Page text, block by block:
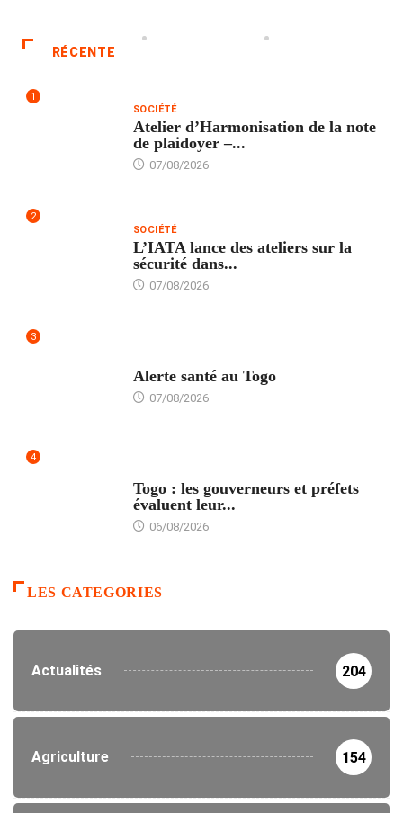
RÉCENTE
1
SOCIÉTÉ
Atelier d’Harmonisation de la note
de plaidoyer –...
07/08/2026
2
SOCIÉTÉ
L’IATA lance des ateliers sur la
sécurité dans...
07/08/2026
3
Alerte santé au Togo
07/08/2026
4
Togo : les gouverneurs et préfets
évaluent leur...
06/08/2026
LES CATEGORIES
Actualités 204
Agriculture 154